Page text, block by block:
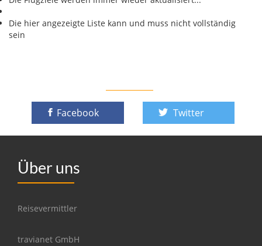
Die hier angezeigte Liste kann und muss nicht vollständig
sein
Facebook Twitter
Über uns
Reisevermittler
travianet GmbH